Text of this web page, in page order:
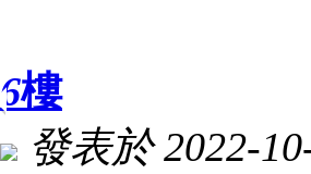
6樓
發表於 2022-